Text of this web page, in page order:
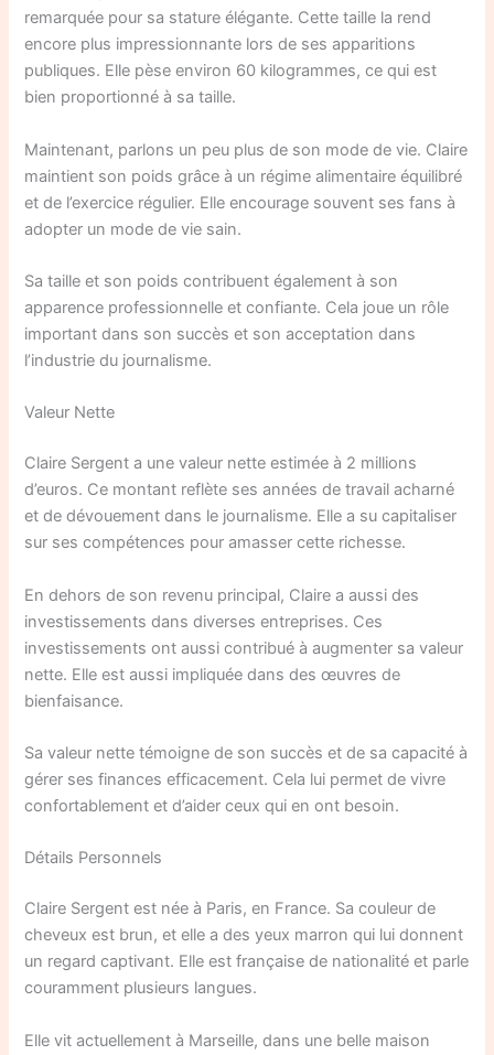
remarquée pour sa stature élégante. Cette taille la rend
encore plus impressionnante lors de ses apparitions
publiques. Elle pèse environ 60 kilogrammes, ce qui est
bien proportionné à sa taille.
Maintenant, parlons un peu plus de son mode de vie. Claire
maintient son poids grâce à un régime alimentaire équilibré
et de l’exercice régulier. Elle encourage souvent ses fans à
adopter un mode de vie sain.
Sa taille et son poids contribuent également à son
apparence professionnelle et confiante. Cela joue un rôle
important dans son succès et son acceptation dans
l’industrie du journalisme.
Valeur Nette
Claire Sergent a une valeur nette estimée à 2 millions
d’euros. Ce montant reflète ses années de travail acharné
et de dévouement dans le journalisme. Elle a su capitaliser
sur ses compétences pour amasser cette richesse.
En dehors de son revenu principal, Claire a aussi des
investissements dans diverses entreprises. Ces
investissements ont aussi contribué à augmenter sa valeur
nette. Elle est aussi impliquée dans des œuvres de
bienfaisance.
Sa valeur nette témoigne de son succès et de sa capacité à
gérer ses finances efficacement. Cela lui permet de vivre
confortablement et d’aider ceux qui en ont besoin.
Détails Personnels
Claire Sergent est née à Paris, en France. Sa couleur de
cheveux est brun, et elle a des yeux marron qui lui donnent
un regard captivant. Elle est française de nationalité et parle
couramment plusieurs langues.
Elle vit actuellement à Marseille, dans une belle maison